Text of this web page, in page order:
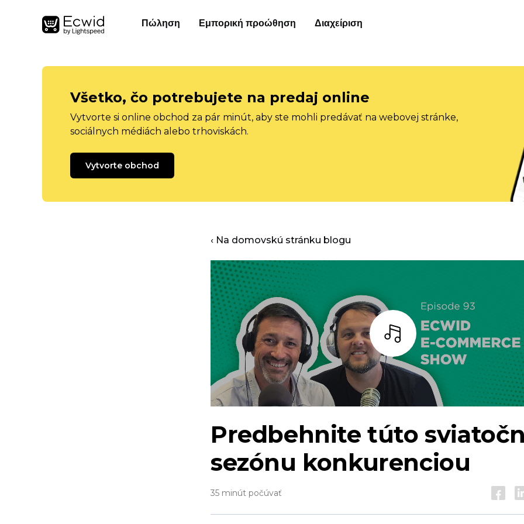
Πώληση Εμπορική προώθηση Διαχείριση
Všetko, čo potrebujete na predaj online
Vytvorte si online obchod za pár minút, aby ste mohli predávať na webovej stránke,
sociálnych médiách alebo trhoviskách.
Vytvorte obchod
‹ Na domovskú stránku blogu
počúvať
Predbehnite túto
sezónu konkurenciou
35 minút počúvať